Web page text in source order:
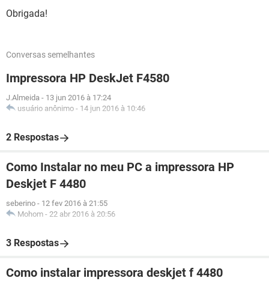
Obrigada!
Conversas semelhantes
Impressora HP DeskJet F4580
J.Almeida - 13 jun 2016 à 17:24
usuário anônimo - 14 jun 2016 à 10:46
2 Respostas
Como Instalar no meu PC a impressora HP
Deskjet F 4480
seberino - 12 fev 2016 à 21:55
Mohom - 22 abr 2016 à 20:56
3 Respostas
Como instalar impressora deskjet f 4480